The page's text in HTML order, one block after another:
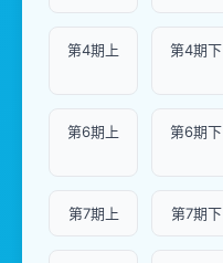
第4期上 第4期下
第6期上 第6期下
第7期上 第7期下